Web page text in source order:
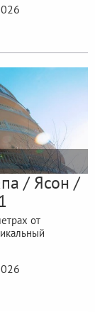
/ Ясон /
от